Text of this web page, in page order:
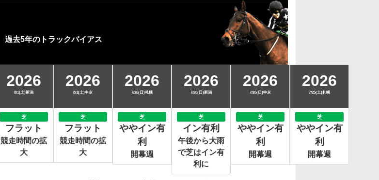
過去5年のトラックバイアス
2026
8/1(土)新潟
芝
フラット
競走時間の拡
大
2026
8/1(土)中京
芝
フラット
競走時間の拡
大
2026
7/26(日)札幌
芝
ややイン有
利
開幕週
2026
7/26(日)新潟
芝
イン有利
午後から大雨
で芝はイン有
利に
2026
7/26(日)中京
芝
ややイン有
利
開幕週
2026
7/25(土)札幌
芝
ややイン有
利
開幕週